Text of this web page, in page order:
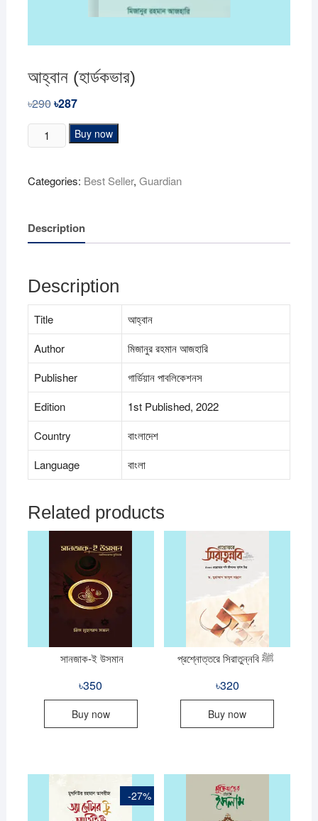
আহ্বান (হার্ডকভার)
৳290Original
price
was:
৳290.
৳287Current
is:
৳287.
আহ্বান
(হার্ডকভার)
Buy now
Categories: Best Seller, Guardian
Description
Description
Title
আহ্বান
Author
মিজানুর রহমান আজহারি
Publisher
গার্ডিয়ান পাবলিকেশনস
Edition
1st Published, 2022
Country
বাংলাদেশ
Language
বাংলা
Related products
সানজাক-ই উসমান
৳350
Buy now
৳320
Buy now
-27%